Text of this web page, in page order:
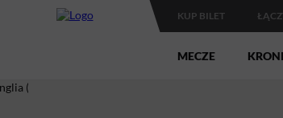
KUP BILET
MECZE